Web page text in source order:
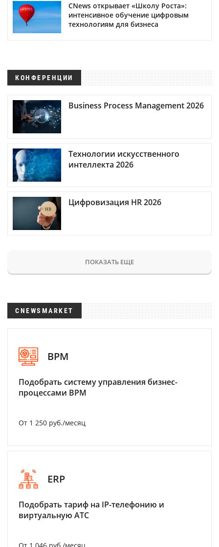
CNews открывает «Школу Роста»:
интенсивное обучение цифровым
технологиям для бизнеса
КОНФЕРЕНЦИИ
Business Process Management 2026
Технологии искусственного
интеллекта 2026
Цифровизация HR 2026
ПОКАЗАТЬ ЕЩЕ
CNEWSMARKET
BPM
Подобрать систему управления бизнес-
процессами BPM
От 1 250 руб./месяц
ERP
Подобрать тариф на IP-телефонию и
виртуальную АТС
От 1 046 руб./месяц